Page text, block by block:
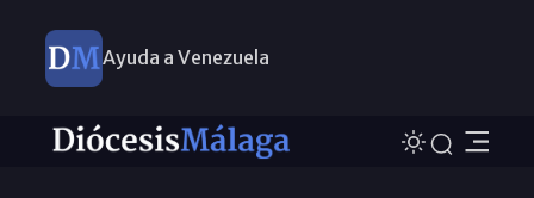
Ayuda a Venezuela